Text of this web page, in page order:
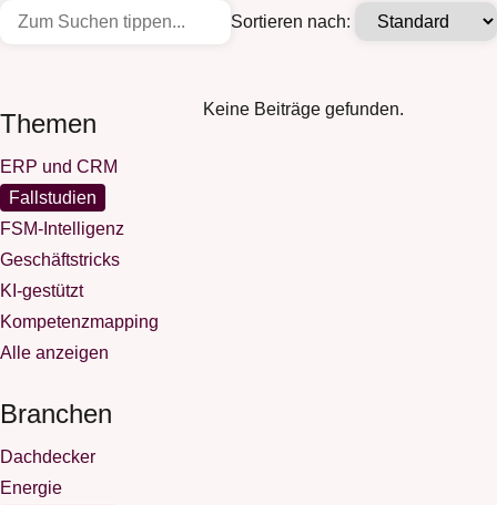
Sortieren nach:
Themen
ERP und CRM
Fallstudien
FSM-Intelligenz
Geschäftstricks
KI-gestützt
Kompetenzmapping
Alle anzeigen
Branchen
Dachdecker
Energie
Keine Beiträge gefunden.